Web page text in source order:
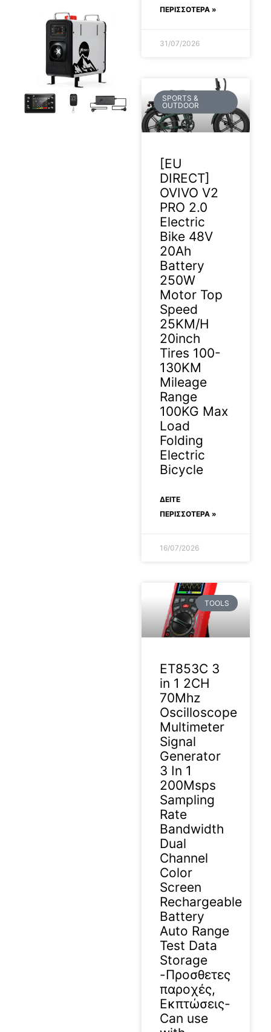
ΠΕΡΙΣΣΟΤΕΡΑ »
31/07/2026
SPORTS &
OUTDOOR
[EU
DIRECT]
OVIVO V2
PRO 2.0
Electric
Bike 48V
20Ah
Battery
250W
Motor Top
Speed
25KM/H
20inch
Tires 100-
130KM
Mileage
Range
100KG Max
Load
Folding
Electric
Bicycle
ΔΕΊΤΕ
ΠΕΡΙΣΣΟΤΕΡΑ »
16/07/2026
TOOLS
ET853C 3
in 1 2CH
70Mhz
Oscilloscope
Multimeter
Signal
Generator
3 In 1
200Msps
Sampling
Rate
Bandwidth
Dual
Channel
Color
Screen
Rechargeable
Battery
Auto Range
Test Data
Storage
-Προσθετες
παροχές,
Εκπτώσεις-
Can use